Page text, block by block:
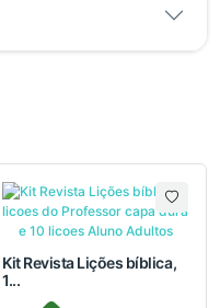
Kit Revista Lições bíblica,
1...